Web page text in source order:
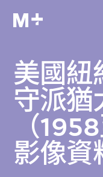
美國紐
守派猶
（
影像資